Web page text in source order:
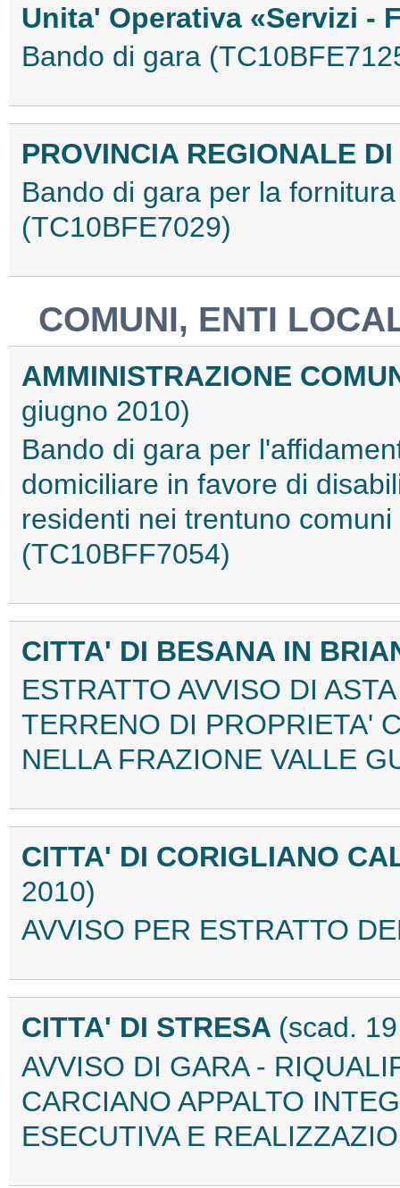
Unita' Operativa «Servizi -
Bando di gara
PROVINCIA REGIONALE
Bando di gara per la
(TC10BFE7029)
COMUNI, ENTI
AMMINISTRAZIONE
giugno 2010)
Bando di gara per
domiciliare in favore di
residenti nei trentuno
(TC10BFF7054)
CITTA' DI BESANA IN
ESTRATTO AVVISO DI
TERRENO DI PROPRIETA'
NELLA FRAZIONE VALLE
CITTA' DI CORIGLIANO
2010)
AVVISO PER ESTRATTO
CITTA' DI STRESA (scad.
AVVISO DI GARA -
CARCIANO APPALTO
ESECUTIVA E